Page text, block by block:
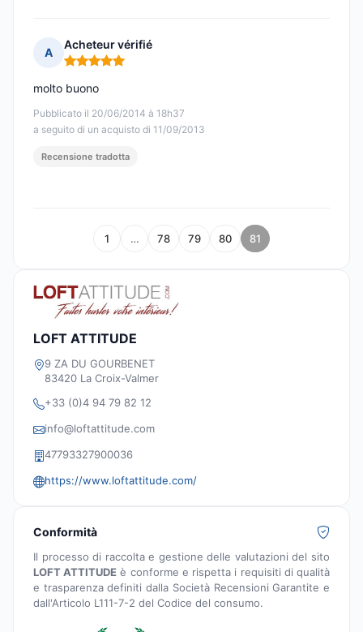
A
Acheteur vérifié
Nota: 5 su 5
Pubblicato il 20/06/2014 à 18h37
a seguito di un acquisto di 11/09/2013
molto buono
Recensione tradotta
1 … 78 79 80 81
LOFT ATTITUDE
9 ZA DU GOURBENET
83420 La Croix-Valmer
+33 (0)4 94 79 82 12
info@loftattitude.com
47793327900036
https://www.loftattitude.com/
Conformità
Il processo di raccolta e gestione delle valutazioni del sito
LOFT ATTITUDE è conforme e rispetta i requisiti di qualità
e trasparenza definiti dalla Società Recensioni Garantite e
dall'Articolo L111-7-2 del Codice del consumo.